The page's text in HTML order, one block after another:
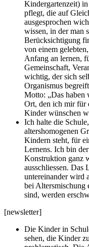
Kindergartenzeit)
pflegt, die auf
ausgesprochen
wissen, in der man
Berücksichtigung
von einem
Anfang an lernen,
Gemeinschaft,
wichtig, der sich
Organismus
Motto: „Das haben
Ort, den ich mir für
Kinder wünschen
Ich halte die
altershomogenen
Kindern steht, für
Lernens. Ich bin
Konstruktion ganz
ausschliessen. Das
untereinander wird
bei Altersmischung
sind, werden
[newsletter]
Die Kinder in
sehen, die Kinder